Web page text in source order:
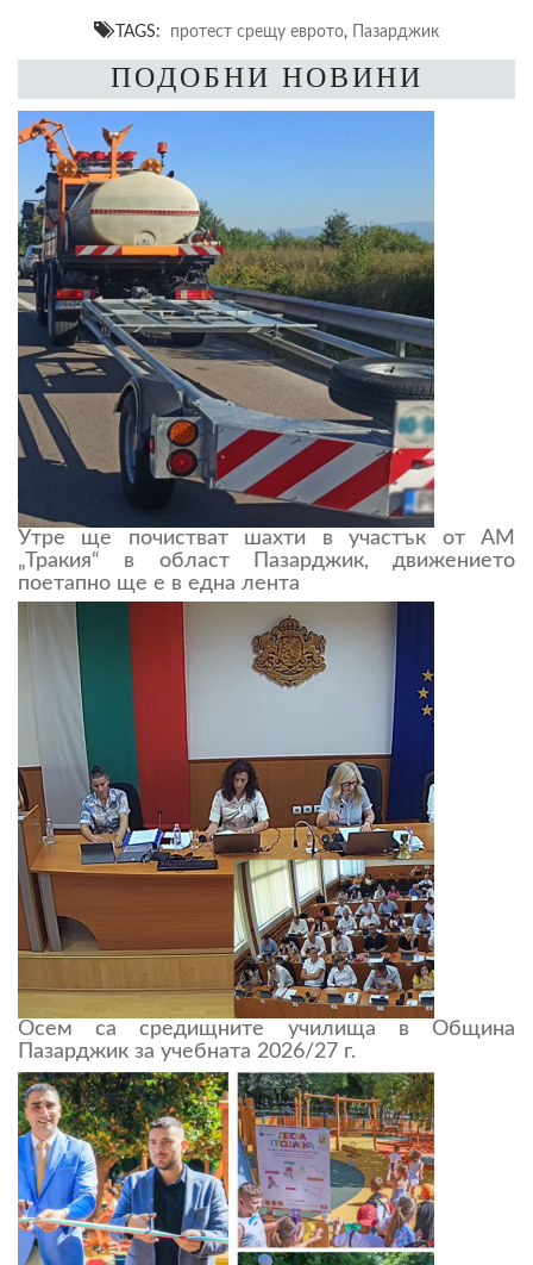
TAGS: протест срещу еврото, Пазарджик
ПОДОБНИ НОВИНИ
Утре ще почистват шахти в участък от АМ
„Тракия“ в област Пазарджик, движението
поетапно ще е в една лента
Осем са средищните училища в Община
Пазарджик за учебната 2026/27 г.